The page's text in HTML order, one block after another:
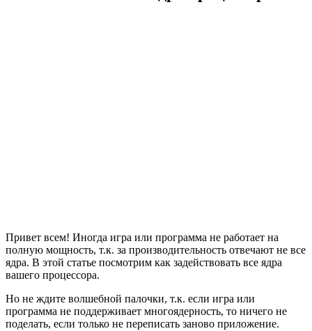
Привет всем! Иногда игра или программа не работает на
полную мощность, т.к. за производительность отвечают не все
ядра. В этой статье посмотрим как задействовать все ядра
вашего процессора.
Но не ждите волшебной палочки, т.к. если игра или
программа не поддерживает многоядерность, то ничего не
поделать, если только не переписать заново приложение.